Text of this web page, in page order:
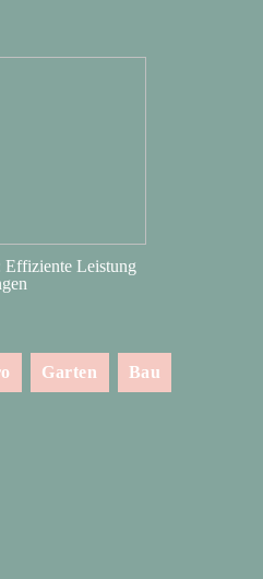
Effiziente Leistung
Garten Bau